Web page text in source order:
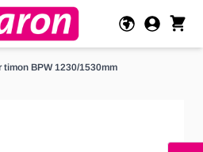
BPW 1230/1530mm